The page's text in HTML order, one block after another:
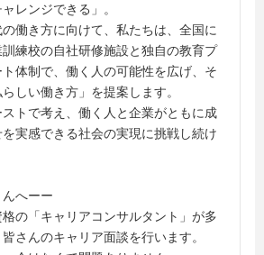
レンジできる」。
働き方に向けて、私たちは、全国に
練校の自社研修施設と独自の教育プ
体制で、働く人の可能性を広げ、そ
しい働き方」を提案します。
トで考え、働く人と企業がともに成
実感できる社会の実現に挑戦し続け
へーー
の「キャリアコンサルタント」が多
さんのキャリア面談を行います。